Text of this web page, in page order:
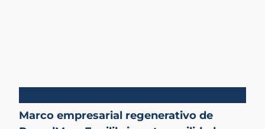
Marco empresarial regenerativo de